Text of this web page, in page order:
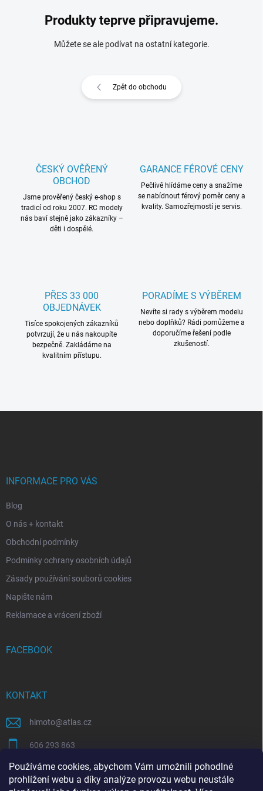
Používáme cookies, abychom Vám umožnili pohodlné
prohlížení webu a díky analýze provozu webu neustále
Produkty teprve připravujeme.
Můžete se ale podívat na ostatní kategorie.
Zpět do obchodu
ČESKÝ OVĚŘENÝ
OBCHOD
Jsme prověřený český e-shop s
tradicí od roku 2007. RC modely
nás baví stejně jako zákazníky –
děti i dospělé.
GARANCE FÉROVÉ CENY
Pečlivě hlídáme ceny a snažíme
se nabídnout férový poměr ceny a
kvality. Samozřejmostí je servis.
PŘES 33 000
OBJEDNÁVEK
Tisíce spokojených zákazníků
potvrzují, že u nás nakoupíte
bezpečně. Zakládáme na
kvalitním přístupu.
PORADÍME S VÝBĚREM
Nevíte si rady s výběrem modelu
nebo doplňků? Rádi pomůžeme a
doporučíme řešení podle
zkušeností.
INFORMACE PRO VÁS
Blog
O nás + kontakt
Obchodní podmínky
Podmínky ochrany osobních údajů
Zásady používání souborů cookies
Napište nám
Reklamace a vrácení zboží
FACEBOOK
KONTAKT
himoto@atlas.cz
606 293 863
https://www.facebook.com/himotocz